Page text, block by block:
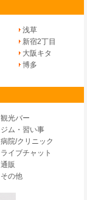
浅草
新宿2丁目
大阪キタ
博多
観光バー
ジム・習い事
病院/クリニック
ライブチャット
通販
その他